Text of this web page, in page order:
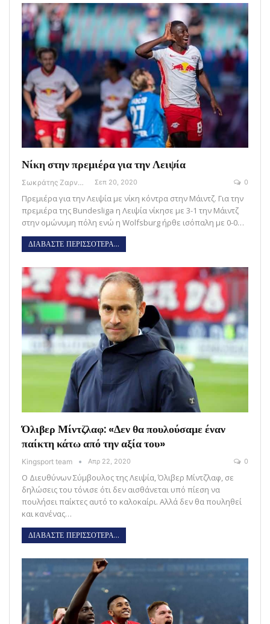
Νίκη στην πρεμιέρα για την Λειψία
Σωκράτης Ζαρναβέλης Σεπ 20, 2020 0
Πρεμιέρα για την Λειψία με νίκη κόντρα στην Μάιντζ. Για την
πρεμιέρα της Bundesliga η Λειψία νίκησε με 3-1 την Μάιντζ
στην ομώνυμη πόλη ενώ η Wolfsburg ήρθε ισόπαλη με 0-0…
ΔΙΑΒΑΣΤΕ ΠΕΡΙΣΣΟΤΕΡΑ...
Όλιβερ Μίντζλαφ: «Δεν θα πουλούσαμε έναν
παίκτη κάτω από την αξία του»
Kingsport team Απρ 22, 2020 0
Ο Διευθύνων Σύμβουλος της Λειψία, Όλιβερ Μίντζλαφ, σε
δηλώσεις του τόνισε ότι δεν αισθάνεται υπό πίεση να
πουλήσει παίκτες αυτό το καλοκαίρι. Αλλά δεν θα πουληθεί
και κανένας…
ΔΙΑΒΑΣΤΕ ΠΕΡΙΣΣΟΤΕΡΑ...